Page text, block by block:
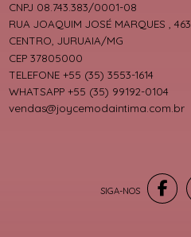
CNPJ 08.743.383/0001-08
RUA JOAQUIM JOSÉ MARQUES , 463
CENTRO, JURUAIA/MG
CEP 37805000
TELEFONE +55 (35) 3553-1614
WHATSAPP +55 (35) 99192-0104
vendas@joycemodaintima.com.br